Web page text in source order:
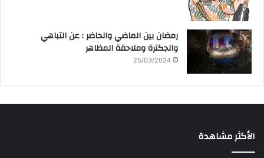
رمضان بين الماضي والحاضر : عن التباهي
والجكترة وملاحقة المظاهر
25/03/2024
الأكثر مشاهدة